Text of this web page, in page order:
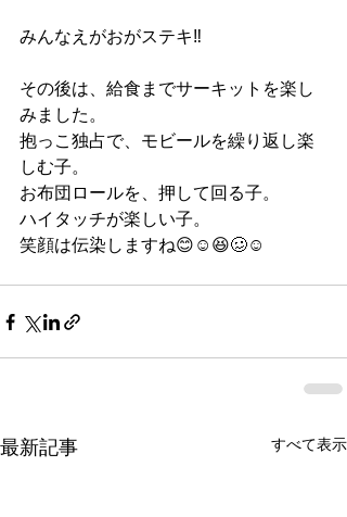
みんなえがおがステキ‼︎
その後は、給食までサーキットを楽し
みました。
抱っこ独占で、モビールを繰り返し楽
しむ子。
お布団ロールを、押して回る子。
ハイタッチが楽しい子。
笑顔は伝染しますね😊☺️😆🥴☺️
最新記事 すべて表示